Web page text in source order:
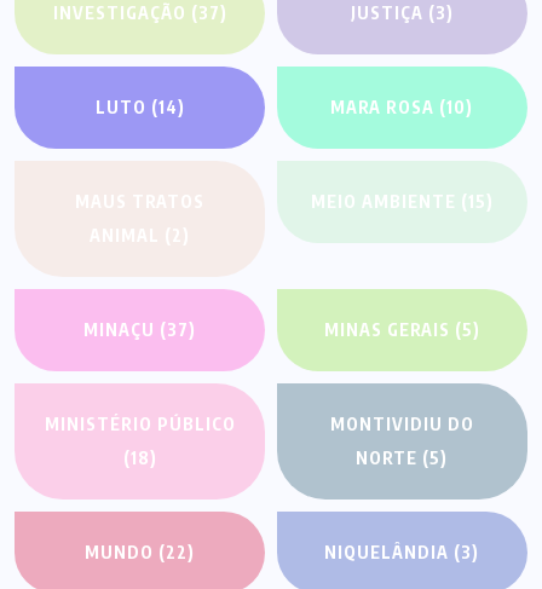
INVESTIGAÇÃO (37) JUSTIÇA (3)
LUTO (14) MARA ROSA (10)
MEIO AMBIENTE (15)
MINAÇU (37) MINAS GERAIS (5)
MINISTÉRIO PÚBLICO
(18)
MONTIVIDIU DO
NORTE (5)
MUNDO (22) NIQUELÂNDIA (3)